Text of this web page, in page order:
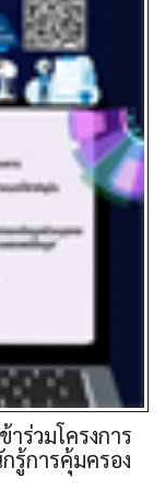
ร่วมโครงการ
การคุ้มครอง